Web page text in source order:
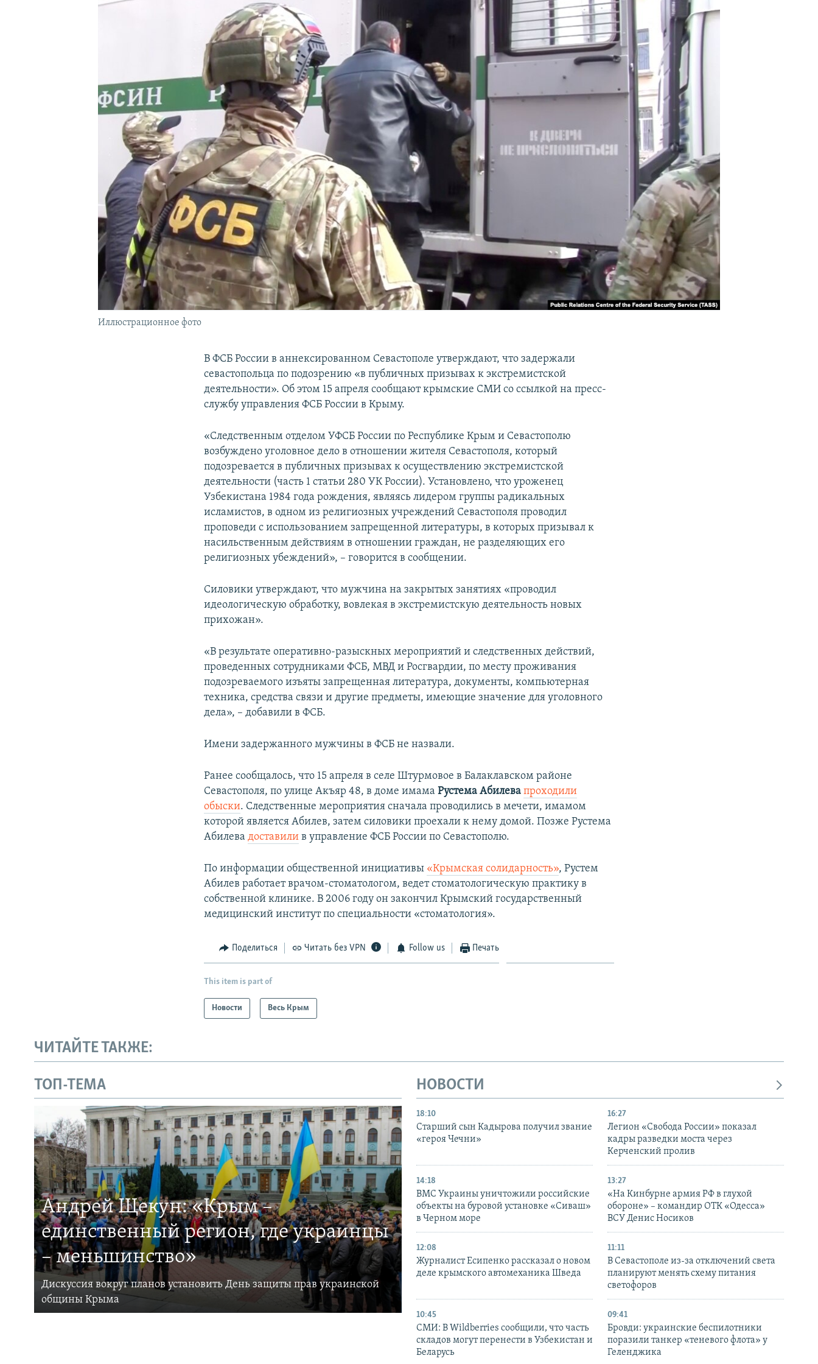
Иллюстрационное фото
В ФСБ России в аннексированном Севастополе утверждают, что задержали
севастопольца по подозрению «в публичных призывах к экстремистской
деятельности». Об этом 15 апреля сообщают крымские СМИ со ссылкой на пресс-
службу управления ФСБ России в Крыму.
«Следственным отделом УФСБ России по Республике Крым и Севастополю
возбуждено уголовное дело в отношении жителя Севастополя, который
подозревается в публичных призывах к осуществлению экстремистской
деятельности (часть 1 статьи 280 УК России). Установлено, что уроженец
Узбекистана 1984 года рождения, являясь лидером группы радикальных
исламистов, в одном из религиозных учреждений Севастополя проводил
проповеди с использованием запрещенной литературы, в которых призывал к
насильственным действиям в отношении граждан, не разделяющих его
религиозных убеждений», – говорится в сообщении.
Силовики утверждают, что мужчина на закрытых занятиях «проводил
идеологическую обработку, вовлекая в экстремистскую деятельность новых
прихожан».
«В результате оперативно-разыскных мероприятий и следственных действий,
проведенных сотрудниками ФСБ, МВД и Росгвардии, по месту проживания
подозреваемого изъяты запрещенная литература, документы, компьютерная
техника, средства связи и другие предметы, имеющие значение для уголовного
дела», – добавили в ФСБ.
Имени задержанного мужчины в ФСБ не назвали.
Ранее сообщалось, что 15 апреля в селе Штурмовое в Балаклавском районе
Севастополя, по улице Акъяр 48, в доме имамаРустема Абилева проходили
обыски. Следственные мероприятия сначала проводились в мечети, имамом
которой является Абилев, затем силовики проехали к нему домой. Позже Рустема
Абилевадоставили в управление ФСБ России по Севастополю.
По информации общественной инициативы «Крымская солидарность», Рустем
Абилев работает врачом-стоматологом, ведет стоматологическую практику в
собственной клинике. В 2006 году он закончил Крымский государственный
медицинский институт по специальности «стоматология».
Поделиться Читать без VPN Follow us Печать
This item is part of
Новости Весь Крым
ЧИТАЙТЕ ТАКЖЕ:
ТОП-ТЕМА
Андрей Щекун: «Крым –
единственный регион, где украинцы
– меньшинство»
Дискуссия вокруг планов установить День защиты прав украинской
общины Крыма
НОВОСТИ
18:10
Старший сын Кадырова получил звание
«героя Чечни»
16:27
Легион «Свобода России» показал
кадры разведки моста через
Керченский пролив
14:18
ВМС Украины уничтожили российские
объекты на буровой установке «Сиваш»
в Черном море
13:27
«На Кинбурне армия РФ в глухой
обороне» – командир ОТК «Одесса»
ВСУ Денис Носиков
12:08
Журналист Есипенко рассказал о новом
деле крымского автомеханика Шведа
11:11
В Севастополе из-за отключений света
планируют менять схему питания
светофоров
10:45
СМИ: В Wildberries сообщили, что часть
складов могут перенести в Узбекистан и
Беларусь
09:41
Бровди: украинские беспилотники
поразили танкер «теневого флота» у
Геленджика